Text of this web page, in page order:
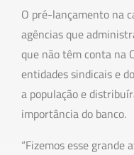
O pré-lançamento na
agências que
que não têm conta na
entidades sindicais e
a população e
importância do banco.
“Fizemos esse grande